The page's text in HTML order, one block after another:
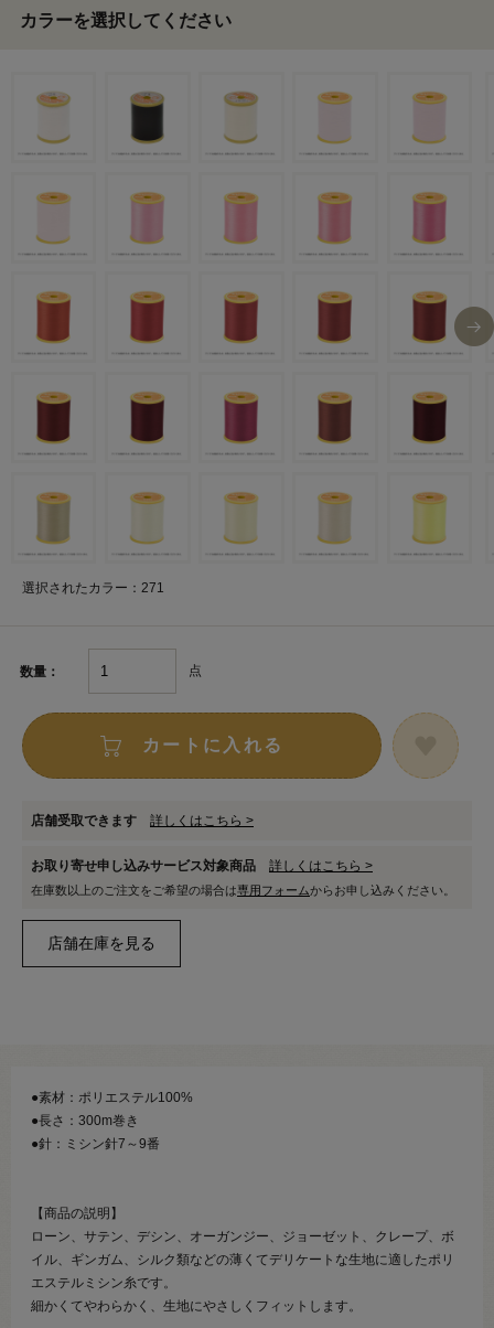
カラーを選択してください
選択されたカラー：271
数量： 点
カートに入れる
店舗受取できます 詳しくはこちら >
お取り寄せ申し込みサービス対象商品 詳しくはこちら >
在庫数以上のご注文をご希望の場合は専用フォームからお申し込みください。
●素材：ポリエステル100%
●長さ：300m巻き
●針：ミシン針7～9番
【商品の説明】
ローン、サテン、デシン、オーガンジー、ジョーゼット、クレープ、ボ
イル、ギンガム、シルク類などの薄くてデリケートな生地に適したポリ
エステルミシン糸です。
細かくてやわらかく、生地にやさしくフィットします。